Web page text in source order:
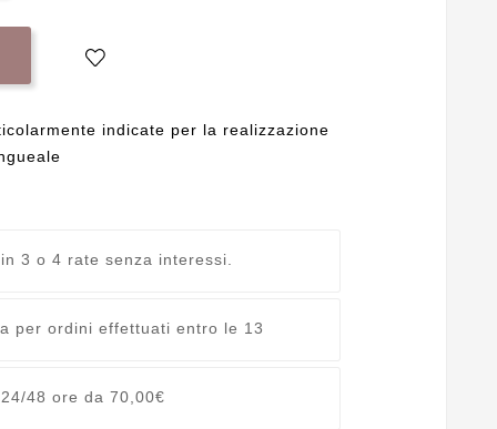
indicate per la realizzazione
3 o 4 rate senza interessi.
per ordini effettuati entro le 13
48 ore da 70,00€